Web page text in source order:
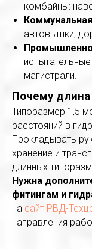
комбайны:
автовышки,
магистрали.
Почему
Типоразмер 1,5
расстояний в
Прокладывать
хранение и
длинных
Нужна
фитингам и
на сайт РВД-
направления